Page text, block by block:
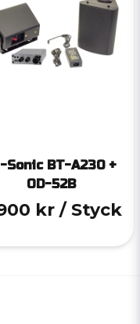
Sonic BT-A230 +
OD-52B
kr / Styck